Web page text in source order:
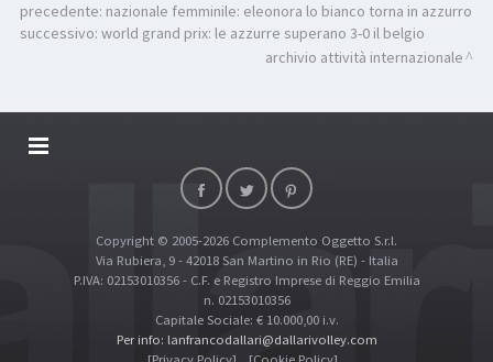
precedente: nazionale femminile: eleonora lo bianco torna in azzurro
successivo: world grand prix: le azzurre superano 3-0 il belgio
archivio attività internazionale
DALLARIVOLLEY SOSTIENE
TOP RICERCHE
SITE MAP
Copyright © 2005-2026 Complemento Oggetto S.r.l.
Via Rubiera, 9 - 42018 San Martino in Rio (RE) - Italia
P.IVA: 02153010356 - C.F. e Registro Imprese di Reggio Emilia
n. 02153010356
Capitale Sociale: € 10.000,00 i.v.
Per info: lanfrancodallari@dallarivolley.com